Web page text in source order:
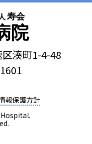
寿会
院
湊町1-4-48
報保護方針